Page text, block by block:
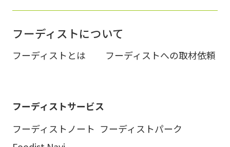
フーディストについて
フーディストとは フーディストへの取材依頼
フーディストサービス
フーディストノート フーディストパーク